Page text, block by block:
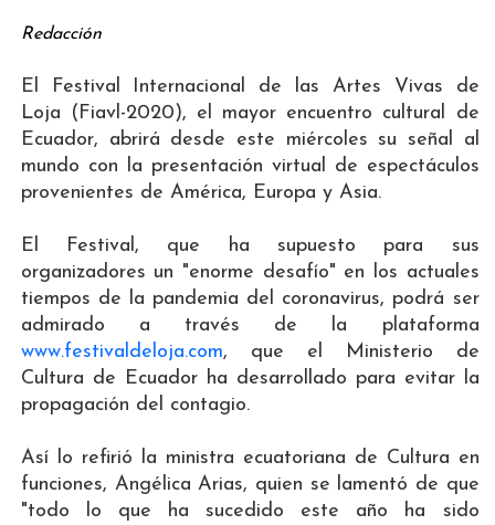
Redacción
El Festival Internacional de las Artes Vivas de
Loja (Fiavl-2020), el mayor encuentro cultural de
Ecuador, abrirá desde este miércoles su señal al
mundo con la presentación virtual de espectáculos
provenientes de América, Europa y Asia.
El Festival, que ha supuesto para sus
organizadores un "enorme desafío" en los actuales
tiempos de la pandemia del coronavirus, podrá ser
admirado a través de la plataforma
www.festivaldeloja.com, que el Ministerio de
Cultura de Ecuador ha desarrollado para evitar la
propagación del contagio.
Así lo refirió la ministra ecuatoriana de Cultura en
funciones, Angélica Arias, quien se lamentó de que
"todo lo que ha sucedido este año ha sido